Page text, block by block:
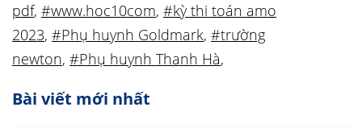
pdf, #www.hoc10com, #kỳ thi toán amo
2023, #Phụ huynh Goldmark, #trường
newton, #Phụ huynh Thanh Hà,
Bài viết mới nhất